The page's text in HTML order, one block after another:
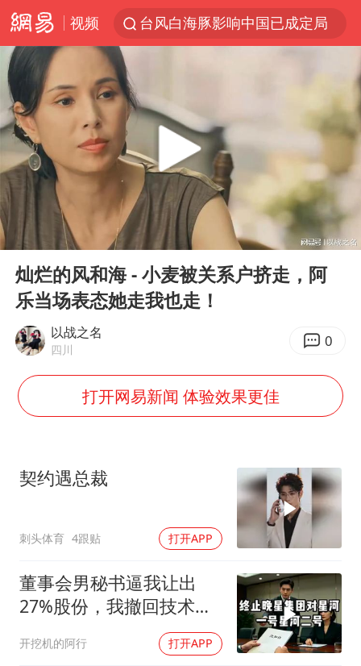
视频
台风白海豚影响中国已成定局
金饰克价大幅跳涨
多地要求领导干部带头休假
女子利用漏洞0元薅走3000多件家电
24小时不关空调 电费会更低吗
中国“五箭齐发”反制美国
龚宝冬烈士安葬仪式举行
中央气象台发布台风黄色预警
“梅姨”准确年龄仍未知
新华社权威快报|我国编制完成新版全月地质图
号召领导带头休假 是大家不想休吗
中国经济展现强大韧性和活力
Play
03:59
灿烂的风和海 - 小麦被关系户挤走，阿
乐当场表态她走我也走！
以战之名
四川 0
打开网易新闻 体验效果更佳
契约遇总裁
刺头体育 4跟贴 打开APP
董事会男秘书逼我让出
27%股份，我撤回技术
股，公司瞬亏3000亿，她
崩溃
开挖机的阿行 打开APP